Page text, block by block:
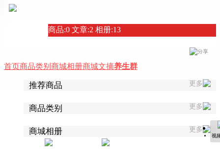
商品:0 文章:2 相册:13
分享
首页商品类别 商城相册商城文摘养生群
更多
推荐商品
更多
商品类别
更多
商城相册 视